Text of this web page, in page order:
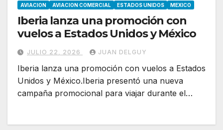
AVIACION AVIACION COMERCIAL ESTADOS UNIDOS MEXICO
Iberia lanza una promoción con
vuelos a Estados Unidos y México
JULIO 22, 2026 JUAN DELGUY
Iberia lanza una promoción con vuelos a Estados
Unidos y México.Iberia presentó una nueva
campaña promocional para viajar durante el…